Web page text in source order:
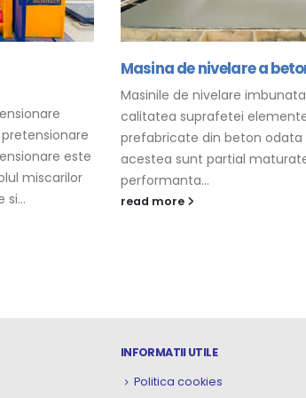
este
miscarilor
si...
Masina de nivelare a
Masinile de nivelare
calitatea suprafetei
prefabricate din beton odata
acestea sunt partial
performanta...
read more
INFORMATII UTILE
Politica cookies